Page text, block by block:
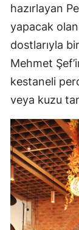
hazırlayan
yapacak
dostlarıyla
Mehmet
kestaneli
veya kuzu